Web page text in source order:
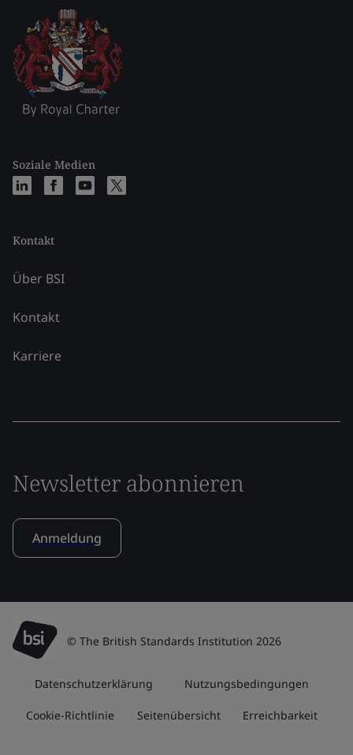
Soziale Medien
Kontakt
Über BSI
Kontakt
Karriere
Newsletter abonnieren
Anmeldung
© The British Standards Institution 2026
Datenschutzerklärung Nutzungsbedingungen
Cookie-Richtlinie Seitenübersicht Erreichbarkeit